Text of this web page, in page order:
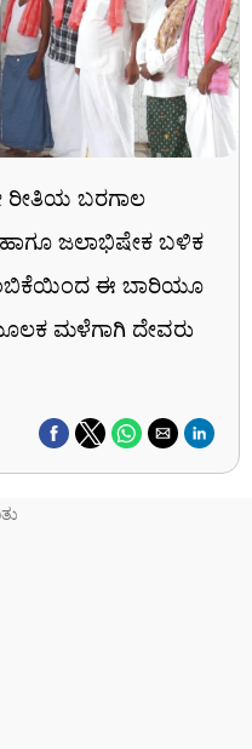
ರೀತಿಯ ಬರಗಾಲ
ಹಾಗೂ ಜಲಾಭಿಷೇಕ ಬಳಿಕ
ಈ ಬಾರಿಯೂ
ಮಳೆಗಾಗಿ ದೇವರು